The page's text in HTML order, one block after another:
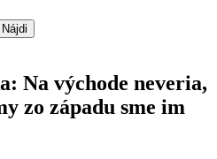
Na východe neveria,
zo západu sme im